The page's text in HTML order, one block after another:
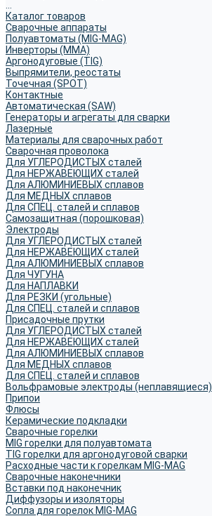
Каталог товаров
Сварочные аппараты
Полуавтоматы (MIG-MAG)
Инверторы (MMA)
Аргонодуговые (TIG)
Выпрямители, реостаты
Точечная (SPOT)
Контактные
Автоматическая (SAW)
Генераторы и агрегаты для сварки
Лазерные
Материалы для сварочных работ
Сварочная проволока
Для УГЛЕРОДИСТЫХ сталей
Для НЕРЖАВЕЮЩИХ сталей
Для АЛЮМИНИЕВЫХ сплавов
Для МЕДНЫХ сплавов
Для СПЕЦ. сталей и сплавов
Самозащитная (порошковая)
Электроды
Для УГЛЕРОДИСТЫХ сталей
Для НЕРЖАВЕЮЩИХ сталей
Для АЛЮМИНИЕВЫХ сплавов
Для ЧУГУНА
Для НАПЛАВКИ
Для РЕЗКИ (угольные)
Для СПЕЦ. сталей и сплавов
Присадочные прутки
Для УГЛЕРОДИСТЫХ сталей
Для НЕРЖАВЕЮЩИХ сталей
Для АЛЮМИНИЕВЫХ сплавов
Для МЕДНЫХ сплавов
Для СПЕЦ. сталей и сплавов
Вольфрамовые электроды (неплавящиеся)
Припои
Флюсы
Керамические подкладки
Сварочные горелки
MIG горелки для полуавтомата
TIG горелки для аргонодуговой сварки
Расходные части к горелкам MIG-MAG
Сварочные наконечники
Вставки под наконечник
Диффузоры и изоляторы
Сопла для горелок MIG-MAG